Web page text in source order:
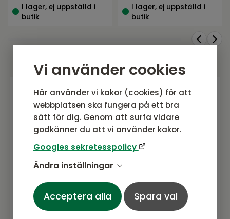
Vi använder cookies
Här använder vi kakor (cookies) för att
webbplatsen ska fungera på ett bra
sätt för dig. Genom att surfa vidare
godkänner du att vi använder kakor.
Googles sekretesspolicy
Ändra inställningar
Acceptera alla Spara val
I lager, ej uppställd i
butik
I lager, ej uppställd i
butik
Gå med i vårt nyhetsbrev
Prenumerera gärna på vårt nyhetsbrev.
produkter, erbjudanden och annat
spännande.